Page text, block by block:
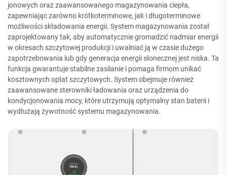
jonowych oraz zaawansowanego magazynowania ciepła,
zapewniając zarówno krótkoterminowe, jak i długoterminowe
możliwości składowania energii. System magazynowania został
zaprojektowany tak, aby automatycznie gromadzić nadmiar energii
w okresach szczytowej produkcji i uwalniać ją w czasie dużego
zapotrzebowania lub gdy generacja energii słonecznej jest niska. Ta
funkcja gwarantuje stabilne zasilanie i pomaga firmom unikać
kosztownych opłat szczytowych. System obejmuje również
zaawansowane sterowniki ładowania oraz urządzenia do
kondycjonowania mocy, które utrzymują optymalny stan baterii i
wydłużają żywotność systemu magazynowania.